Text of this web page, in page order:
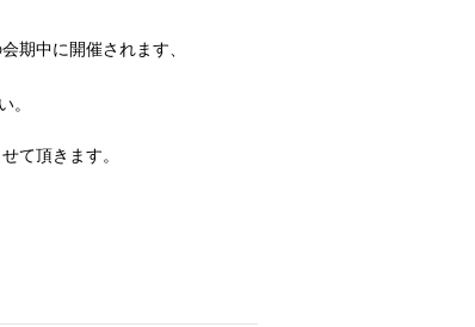
期中に開催されます、
。
て頂きます。